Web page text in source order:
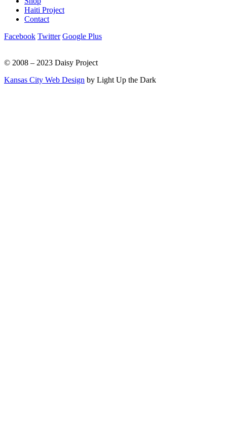
Haiti Project
Contact
Facebook Twitter Google Plus
© 2008 – 2023 Daisy Project
Kansas City Web Design by Light Up the Dark